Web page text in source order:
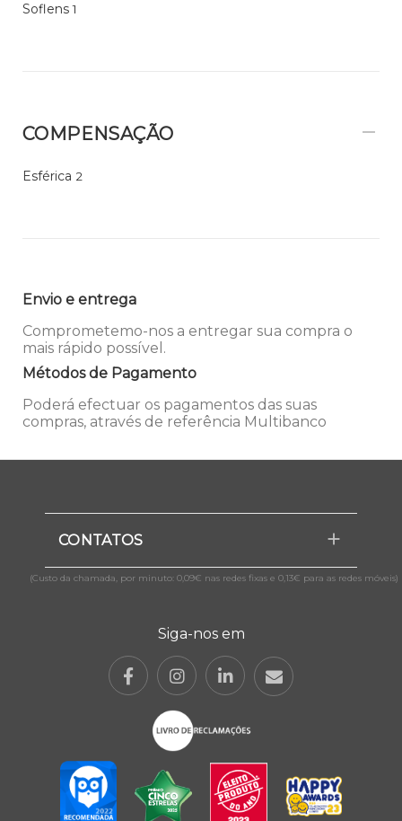
Soflens 1
COMPENSAÇÃO
Esférica 2
Envio e entrega
Comprometemo-nos a entregar sua compra o
mais rápido possível.
Métodos de Pagamento
Poderá efectuar os pagamentos das suas
compras, através de referência Multibanco
CONTATOS
(Custo da chamada, por minuto: 0,09€ nas redes fixas e 0,13€ para as redes móveis)
Siga-nos em